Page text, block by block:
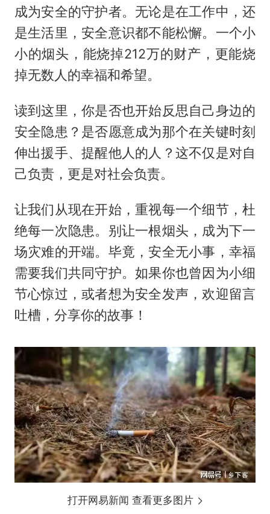
成为安全的守护者。无论是在工作中，还
是生活里，安全意识都不能松懈。一个小
小的烟头，能烧掉212万的财产，更能烧
掉无数人的幸福和希望。
读到这里，你是否也开始反思自己身边的
安全隐患？是否愿意成为那个在关键时刻
伸出援手、提醒他人的人？这不仅是对自
己负责，更是对社会负责。
让我们从现在开始，重视每一个细节，杜
绝每一次隐患。别让一根烟头，成为下一
场灾难的开端。毕竟，安全无小事，幸福
需要我们共同守护。如果你也曾因为小细
节心惊过，或者想为安全发声，欢迎留言
吐槽，分享你的故事！
打开网易新闻 查看更多图片